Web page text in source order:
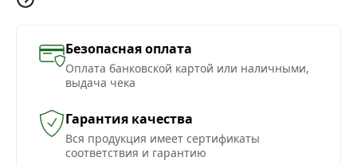
Безопасная оплата
Оплата банковской картой или наличными,
выдача чека
Гарантия качества
Вся продукция имеет сертификаты
соответствия и гарантию